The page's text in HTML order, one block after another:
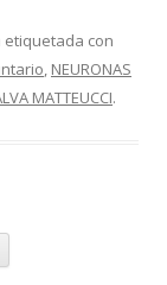
etiquetada con
, NEURONAS
MATTEUCCI.